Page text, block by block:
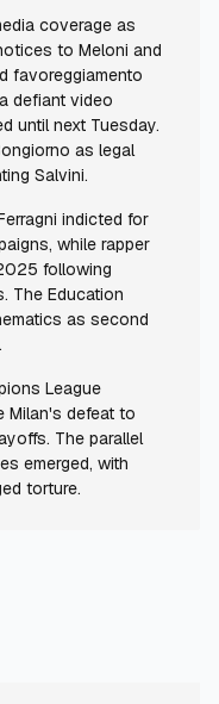
coverage as
to Meloni and
favoreggiamento
defiant video
until next Tuesday.
as legal
Salvini.
indicted for
while rapper
following
The Education
as second
League
Milan's defeat to
The parallel
emerged, with
torture.